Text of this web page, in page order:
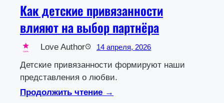
Как детские привязанности
влияют на выбор партнёра
Love Author 14 апреля, 2026
Детские привязанности формируют наши
представления о любви.
Продолжить чтение →